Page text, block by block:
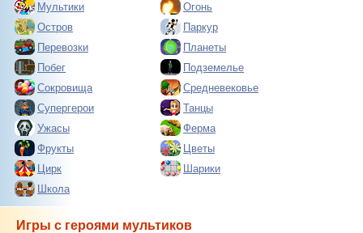
Мультики
Огонь
Остров
Паркур
Перевозки
Планеты
Побег
Подземелье
Сокровища
Средневековье
Супергерои
Танцы
Ужасы
Ферма
Фрукты
Цветы
Цирк
Шарики
Школа
Игры с героями мультиков